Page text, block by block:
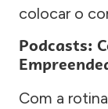
colocar o
Podcasts:
Com a